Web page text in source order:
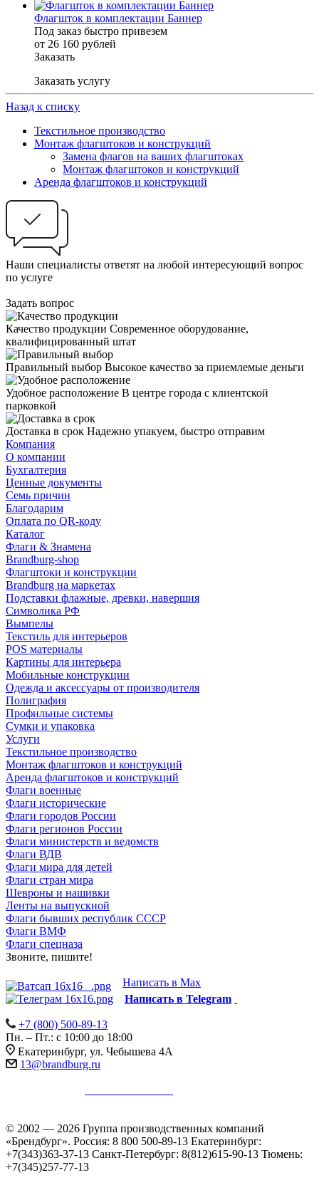
Флагшток в комплектации Баннер
Под заказ быстро привезем
от 26 160 рублей
Заказать
Заказать услугу
Назад к списку
Текстильное производство
Монтаж флагштоков и конструкций
Замена флагов на ваших флагштоках
Монтаж флагштоков и конструкций
Аренда флагштоков и конструкций
Наши специалисты ответят на любой интересующий вопрос
по услуге
Задать вопрос
Качество продукции Современное оборудование,
квалифицированный штат
Правильный выбор Высокое качество за приемлемые деньги
Удобное расположение В центре города с клиентской
парковкой
Доставка в срок Надежно упакуем, быстро отправим
Компания
О компании
Бухгалтерия
Ценные документы
Семь причин
Благодарим
Оплата по QR-коду
Каталог
Флаги & Знамена
Brandburg-shop
Флагштоки и конструкции
Brandburg на маркетах
Подставки флажные, древки, навершия
Символика РФ
Вымпелы
Текстиль для интерьеров
POS материалы
Картины для интерьера
Мобильные конструкции
Одежда и аксессуары от производителя
Полиграфия
Профильные системы
Сумки и упаковка
Услуги
Текстильное производство
Монтаж флагштоков и конструкций
Аренда флагштоков и конструкций
Флаги военные
Флаги исторические
Флаги городов России
Флаги регионов России
Флаги министерств и ведомств
Флаги ВДВ
Флаги мира для детей
Флаги стран мира
Шевроны и нашивки
Ленты на выпускной
Флаги бывших республик СССР
Флаги ВМФ
Флаги спецназа
Звоните, пишите!
Написать в Max
Написать в Telegram
+7 (800) 500-89-13
Пн. – Пт.: с 10:00 до 18:00
Екатеринбург, ул. Чебышева 4А
13@brandburg.ru
© 2002 — 2026 Группа производственных компаний
«Брендбург». Россия: 8 800 500-89-13 Екатеринбург:
+7(343)363-37-13 Санкт-Петербург: 8(812)615-90-13 Тюмень:
+7(345)257-77-13